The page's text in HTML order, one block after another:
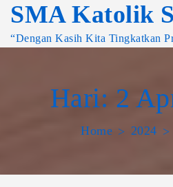
SMA Katolik
“Dengan Kasih Kita Tingkatkan
Hari: 2
Home 2024